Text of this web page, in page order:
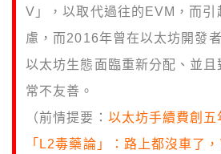
V」，以取代過往的EVM，而引
慮，而2016年曾在以太坊開發
以太坊生態面臨重新分配、並
常不友善。
（前情提要： 以太坊手續費創
「L2毒藥論」：路上都沒車了